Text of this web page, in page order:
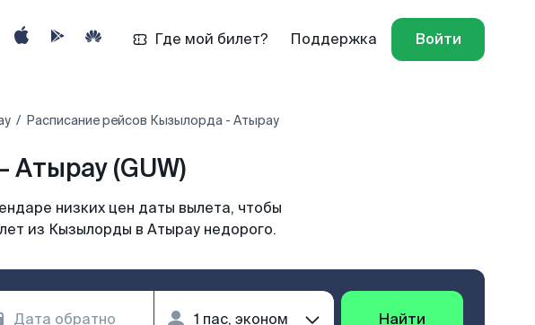
Где мой билет? Поддержка Войти
Расписание рейсов Кызылорда - Атырау
(GUW)
низких цен даты вылета, чтобы
из Кызылорды в Атырау недорого.
Найти